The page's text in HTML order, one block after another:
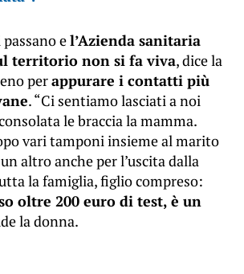
el’Azienda sanitaria
territorio non si fa viva, dice la
perappurare i contatti più
. “Ci sentiamo lasciati a noi
le braccia la mamma.
vari tamponi insieme al marito
altro anche per l’uscita dalla
la famiglia, figlio compreso:
oltre 200 euro di test, è un
la donna.